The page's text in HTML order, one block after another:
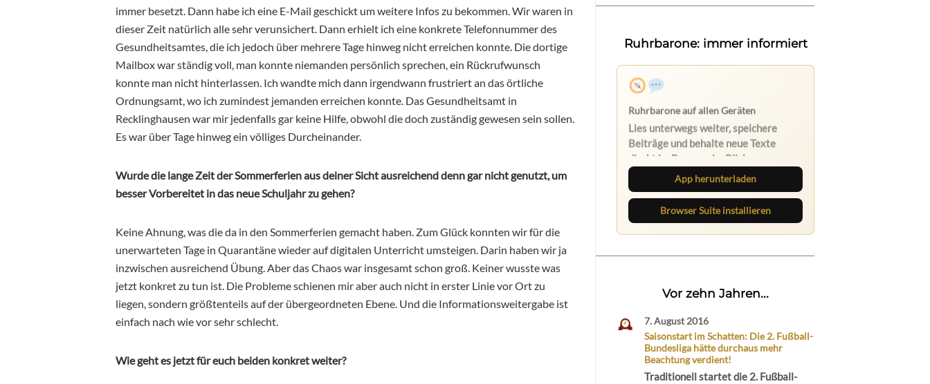
immer besetzt. Dann habe ich eine E-Mail geschickt um weitere Infos zu bekommen. Wir waren in
dieser Zeit natürlich alle sehr verunsichert. Dann erhielt ich eine konkrete Telefonnummer des
Gesundheitsamtes, die ich jedoch über mehrere Tage hinweg nicht erreichen konnte. Die dortige
Mailbox war ständig voll, man konnte niemanden persönlich sprechen, ein Rückrufwunsch
konnte man nicht hinterlassen. Ich wandte mich dann irgendwann frustriert an das örtliche
Ordnungsamt, wo ich zumindest jemanden erreichen konnte. Das Gesundheitsamt in
Recklinghausen war mir jedenfalls gar keine Hilfe, obwohl die doch zuständig gewesen sein sollen.
Es war über Tage hinweg ein völliges Durcheinander.
Wurde die lange Zeit der Sommerferien aus deiner Sicht ausreichend denn gar nicht genutzt, um
besser Vorbereitet in das neue Schuljahr zu gehen?
Keine Ahnung, was die da in den Sommerferien gemacht haben. Zum Glück konnten wir für die
unerwarteten Tage in Quarantäne wieder auf digitalen Unterricht umsteigen. Darin haben wir ja
inzwischen ausreichend Übung. Aber das Chaos war insgesamt schon groß. Keiner wusste was
jetzt konkret zu tun ist. Die Probleme schienen mir aber auch nicht in erster Linie vor Ort zu
liegen, sondern größtenteils auf der übergeordneten Ebene. Und die Informationsweitergabe ist
einfach nach wie vor sehr schlecht.
Wie geht es jetzt für euch beiden konkret weiter?
Ruhrbarone: immer informiert
App herunterladen
Browser Suite installieren
Vor zehn Jahren...
7. August 2016
Saisonstart im Schatten: Die 2. Fußball-
Bundesliga hätte durchaus mehr
Beachtung verdient!
Traditionell startet die 2. Fußball-